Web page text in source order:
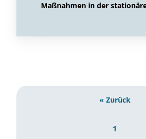
Maßnahmen in der
« Zurück
1